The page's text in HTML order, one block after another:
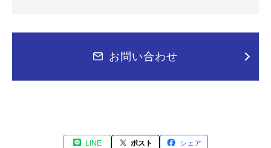
お問い合わせ
LINE ポスト シェア